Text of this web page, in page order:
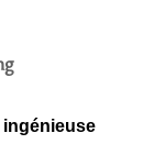
ingénieuse